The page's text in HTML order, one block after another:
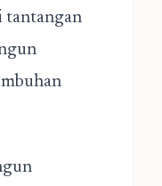
tantangan